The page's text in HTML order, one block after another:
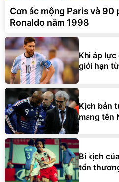
Cơn ác mộng Paris và 90
Ronaldo năm 1998
Khi áp lực
giới hạn
Kịch bản
mang tên
Bi kịch
tổn